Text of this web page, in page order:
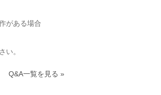
がある場合
い。
Q&A一覧を見る »